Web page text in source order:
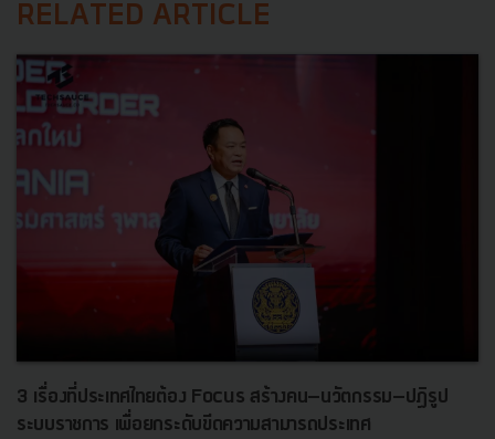
RELATED ARTICLE
3 เรื่องที่ประเทศไทยต้อง Focus สร้างคน–นวัตกรรม–ปฏิรูป
ระบบราชการ เพื่อยกระดับขีดความสามารถประเทศ